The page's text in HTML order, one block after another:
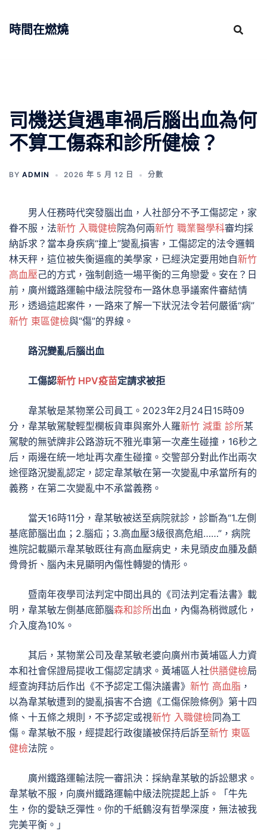
時間在燃燒
司機送貨遇車禍后腦出血為何
不算工傷森和診所健檢？
BY ADMIN 2026 年 5 月 12 日 分數
男人任務時代突發腦出血，人社部分不予工傷認定，家
眷不服，法新竹 入職健檢院為何兩新竹 職業醫學科審均採
納訴求？當本身疾病“撞上”變亂損害，工傷認定的法令邏輯
林天秤，這位被失衡逼瘋的美學家，已經決定要用她自新竹
高血壓己的方式，強制創造一場平衡的三角戀愛。安在？日
前，廣州鐵路運輸中級法院發布一路休息爭議案件審結情
形，透過這起案件，一路來了解一下狀況法令若何嚴循“病”
新竹 東區健檢與“傷”的界線。
路況變亂后腦出血
工傷認新竹 HPV疫苗定請求被拒
韋某敏是某物業公司員工。2023年2月24日15時09
分，韋某敏駕駛輕型欄板貨車與案外人羅新竹 減重 診所某
駕駛的無號牌非公路游玩不雅光車第一次產生碰撞，16秒之
后，兩邊在統一地址再次產生碰撞。交警部分對此作出兩次
途徑路況變亂認定，認定韋某敏在第一次變亂中承當所有的
義務，在第二次變亂中不承當義務。
當天16時11分，韋某敏被送至病院就診，診斷為“1.左側
基底節腦出血；2.腦疝；3.高血壓3級很高危組……”，病院
進院記載顯示韋某敏既往有高血壓病史，未見頭皮血腫及顱
骨骨折、腦內未見顯明內傷性轉變的情形。
暨南年夜學司法判定中間出具的《司法判定看法書》載
明，韋某敏左側基底節腦森和診所出血，內傷為稍微感化，
介入度為10%。
其后，某物業公司及韋某敏老婆向廣州市黃埔區人力資
本和社會保證局提收工傷認定請求。黃埔區人社供膳健檢局
經查詢拜訪后作出《不予認定工傷決議書》 新竹 高血脂 ，
以為韋某敏遭到的變亂損害不合適《工傷保險條例》第十四
條、十五條之規則，不予認定或視新竹 入職健檢同為工
傷。韋某敏不服，經提起行政復議被保持后訴至新竹 東區
健檢法院。
廣州鐵路運輸法院一審訊決：採納韋某敏的訴訟懇求。
韋某敏不服，向廣州鐵路運輸中級法院提起上訴。「牛先
生，你的愛缺乏彈性。你的千紙鶴沒有哲學深度，無法被我
完美平衡。」